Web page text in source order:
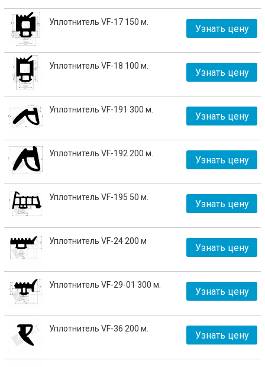
Уплотнитель VF-17 150 м.
Узнать цену
Уплотнитель VF-18 100 м.
Узнать цену
Уплотнитель VF-191 300 м.
Узнать цену
Уплотнитель VF-192 200 м.
Узнать цену
Уплотнитель VF-195 50 м.
Узнать цену
Уплотнитель VF-24 200 м
Узнать цену
Уплотнитель VF-29-01 300 м.
Узнать цену
Уплотнитель VF-36 200 м.
Узнать цену